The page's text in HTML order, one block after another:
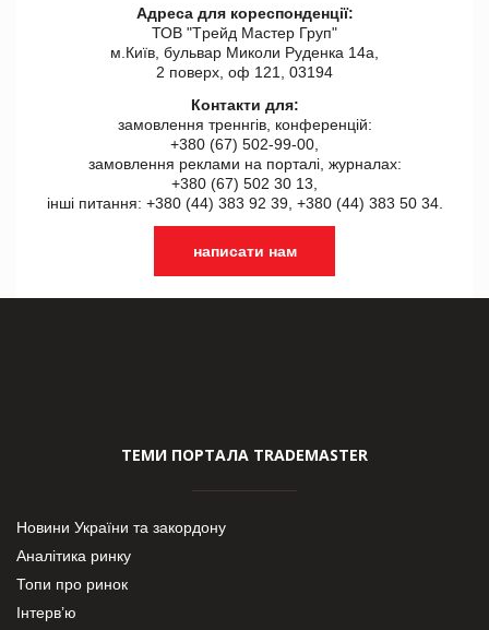
Адреса для кореспонденції:
ТОВ "Tрейд Мастер Груп"
м.Київ, бульвар Миколи Руденка 14а,
2 поверх, оф 121, 03194
Контакти для:
замовлення треннгів, конференцій:
+380 (67) 502-99-00,
замовлення реклами на порталі, журналах:
+380 (67) 502 30 13,
інші питання: +380 (44) 383 92 39, +380 (44) 383 50 34.
написати нам
ТЕМИ ПОРТАЛА TRADEMASTER
Новини України та закордону
Аналітика ринку
Топи про ринок
Інтерв’ю